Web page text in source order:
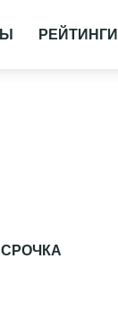
РЕЙТИНГИ